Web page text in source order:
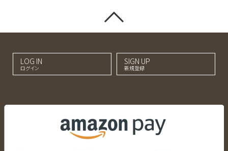
LOG IN
ログイン
SIGN UP
新規登録